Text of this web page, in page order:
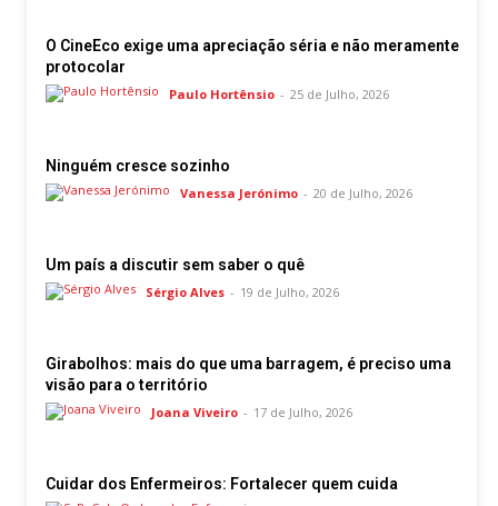
O CineEco exige uma apreciação séria e não meramente
protocolar
Paulo Hortênsio - 25 de Julho, 2026
Ninguém cresce sozinho
Vanessa Jerónimo - 20 de Julho, 2026
Um país a discutir sem saber o quê
Sérgio Alves - 19 de Julho, 2026
Girabolhos: mais do que uma barragem, é preciso uma
visão para o território
Joana Viveiro - 17 de Julho, 2026
Cuidar dos Enfermeiros: Fortalecer quem cuida